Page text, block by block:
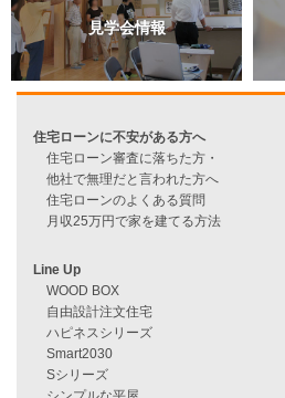
過去のブログ（月別）